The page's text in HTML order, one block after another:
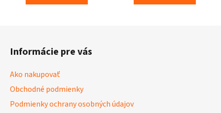
Informácie pre vás
Ako nakupovať
Obchodné podmienky
Podmienky ochrany osobných údajov